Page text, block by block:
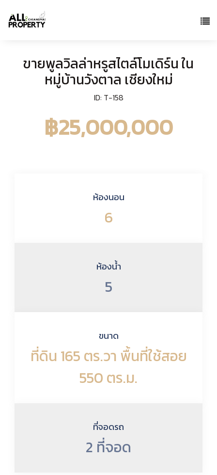
ขายพูลวิลล่าหรูสไตล์โมเดิร์น ใน
หมู่บ้านวังตาล เชียงใหม่
ID: T-158
฿25,000,000
ห้องนอน
6
ห้องน้ำ
5
ขนาด
ที่ดิน 165 ตร.วา พื้นที่ใช้สอย
550 ตร.ม.
ที่จอดรถ
2 ที่จอด